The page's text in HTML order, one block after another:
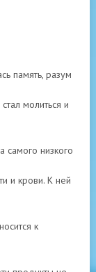
память, разум
молиться и
низкого
и крови. К ней
к